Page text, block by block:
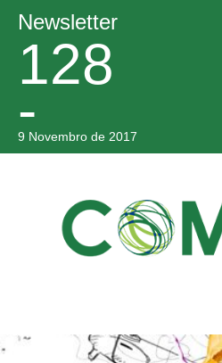
Newsletter
128
-
9 Novembro de 2017